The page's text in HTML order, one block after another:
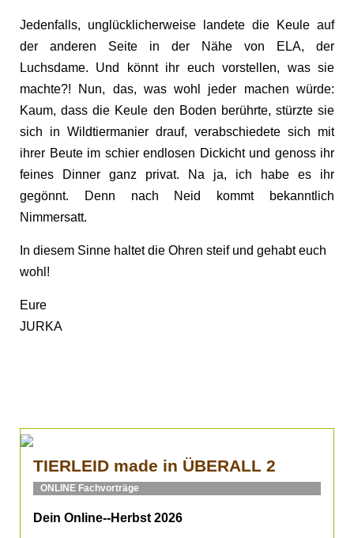
Jedenfalls, unglücklicherweise landete die Keule auf
der anderen Seite in der Nähe von ELA, der
Luchsdame. Und könnt ihr euch vorstellen, was sie
machte?! Nun, das, was wohl jeder machen würde:
Kaum, dass die Keule den Boden berührte, stürzte sie
sich in Wildtiermanier drauf, verabschiedete sich mit
ihrer Beute im schier endlosen Dickicht und genoss ihr
feines Dinner ganz privat. Na ja, ich habe es ihr
gegönnt. Denn nach Neid kommt bekanntlich
Nimmersatt.
In diesem Sinne haltet die Ohren steif und gehabt euch
wohl!
Eure
JURKA
TIERLEID made in ÜBERALL 2
ONLINE Fachvorträge
Dein Online--Herbst 2026